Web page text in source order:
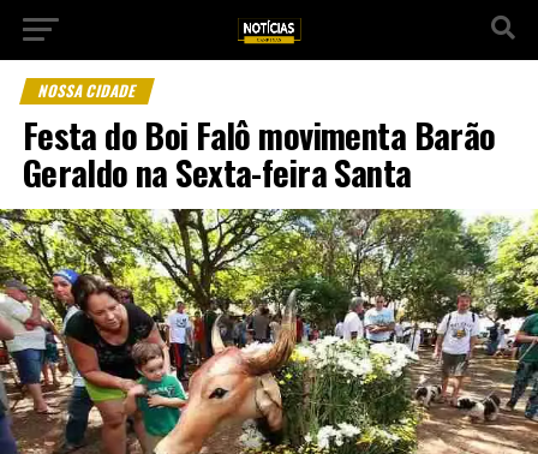
NOSSA CIDADE
Festa do Boi Falô movimenta Barão
Geraldo na Sexta-feira Santa